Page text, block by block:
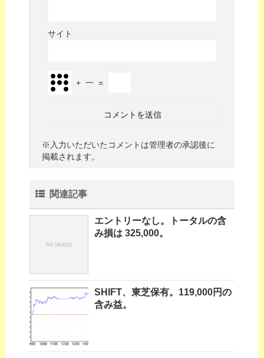
サイト
+ 一 =
※入力いただいたコメントは管理者の承認後に
掲載されます。
関連記事
エントリーなし。トータルの含
み損は 325,000。
SHIFT、東芝保有。119,000円の
含み益。